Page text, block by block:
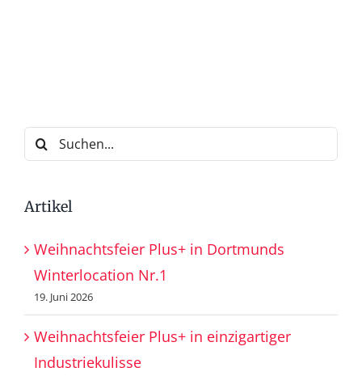
Suche
nach:
Artikel
Weihnachtsfeier Plus+ in Dortmunds
Winterlocation Nr.1
19. Juni 2026
Weihnachtsfeier Plus+ in einzigartiger
Industriekulisse